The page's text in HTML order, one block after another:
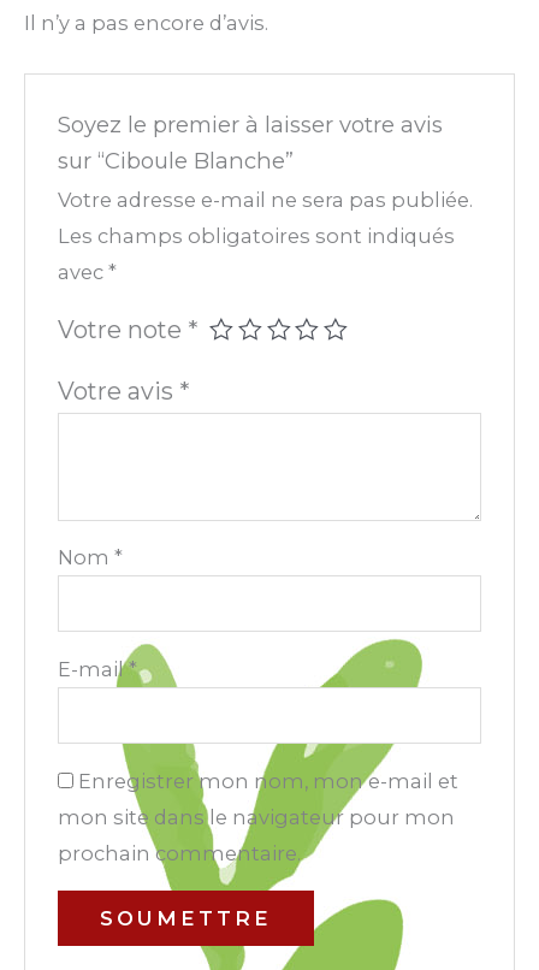
Il n’y a pas encore d’avis.
Soyez le premier à laisser votre avis
sur “Ciboule Blanche”
Votre adresse e-mail ne sera pas publiée.
Les champs obligatoires sont indiqués
avec*
Votre note *
Votre avis *
Nom*
E-mail*
Enregistrer mon nom, mon e-mail et
mon site dans le navigateur pour mon
prochain commentaire.